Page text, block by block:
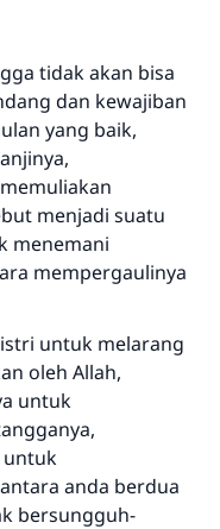
tidak akan bisa
dan kewajiban
yang baik,
menjadi suatu
menemani
mempergaulinya
untuk melarang
oleh Allah,
untuk
untuk
anda berdua
bersungguh-